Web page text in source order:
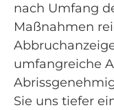
nach Umfang
Maßnahmen
umfangreiche
Sie uns tiefer